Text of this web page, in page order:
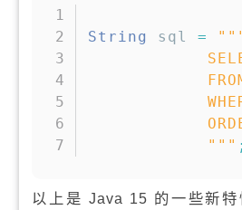
String sql =
            """
;
以上是 Java 15 的一些新